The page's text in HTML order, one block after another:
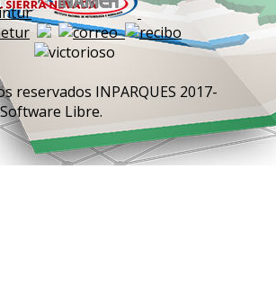
reservados INPARQUES 2017-
Libre.